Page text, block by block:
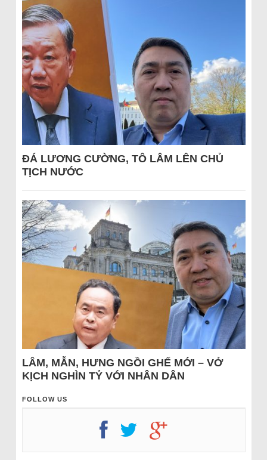
ĐÁ LƯƠNG CƯỜNG, TÔ LÂM LÊN CHỦ
TỊCH NƯỚC
LÂM, MẪN, HƯNG NGỒI GHẾ MỚI – VỞ
KỊCH NGHÌN TỶ VỚI NHÂN DÂN
FOLLOW US